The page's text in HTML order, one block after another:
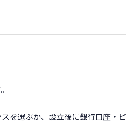
を選ぶか、設立後に銀行口座・ビ